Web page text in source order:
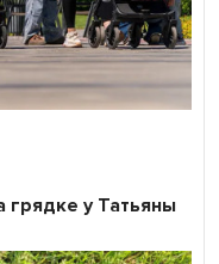
у Татьяны